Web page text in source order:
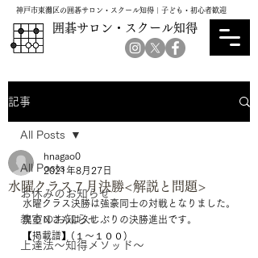
囲碁サロン・スクール知得
神戸市東灘区の囲碁サロン・スクール知得｜子ども・初心者歓迎
記事
All Posts
お休みのお知らせ
教室のお知らせ
上達法～知得メソッド～
All Posts
水曜クラス７月決勝<解説と問題>
hnagao0
2021年8月27日
水曜クラス決勝は強豪同士の対戦となりました。
黒のＮさんは久しぶりの決勝進出です。
【掲載譜】(１～１００)